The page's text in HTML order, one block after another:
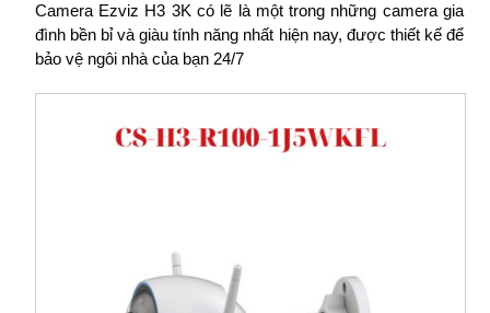
Camera Ezviz H3 3K có lẽ là một trong những camera gia
đình bền bỉ và giàu tính năng nhất hiện nay, được thiết kế để
bảo vệ ngôi nhà của bạn 24/7